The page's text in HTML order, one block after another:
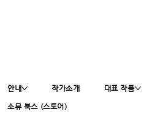
안내 작가소개 대표 작품
소뮤 북스 (스토어)